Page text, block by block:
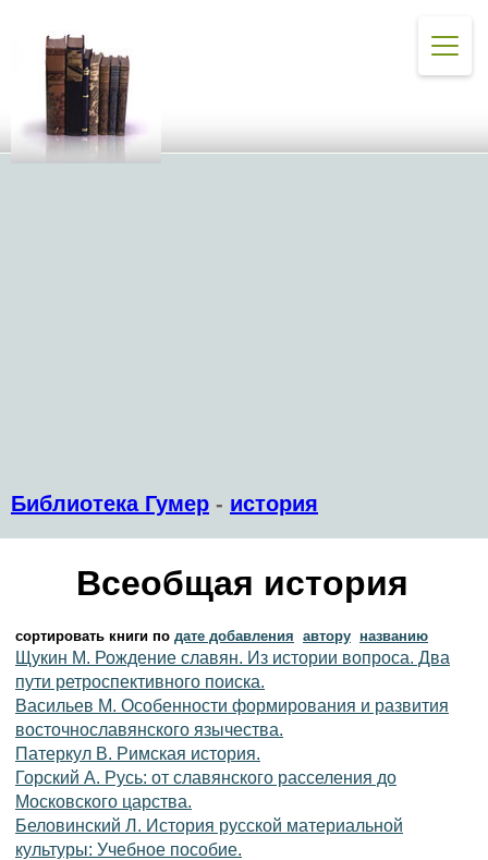
Библиотека Гумер - история
Всеобщая история
сортировать книги по дате добавления автору названию
Щукин М. Рождение славян. Из истории вопроса. Два
пути ретроспективного поиска.
Васильев М. Особенности формирования и развития
восточнославянского язычества.
Патеркул В. Римская история.
Горский А. Русь: от славянского расселения до
Московского царства.
Беловинский Л. История русской материальной
культуры: Учебное пособие.